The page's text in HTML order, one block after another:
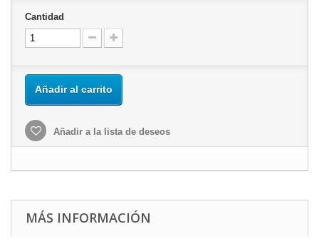
Cantidad
Añadir al carrito
Añadir a la lista de deseos
MÁS INFORMACIÓN